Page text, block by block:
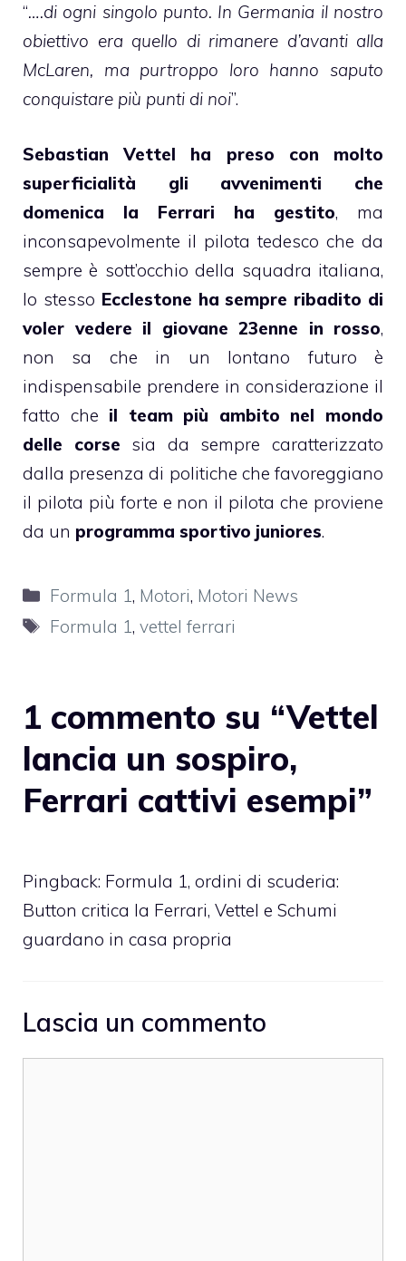
“….di ogni singolo punto. In Germania il nostro
obiettivo era quello di rimanere d’avanti alla
McLaren, ma purtroppo loro hanno saputo
conquistare più punti di noi”.
Sebastian Vettel ha preso con molto
superficialità gli avvenimenti che
domenica la Ferrari ha gestito, ma
inconsapevolmente il pilota tedesco che da
sempre è sott’occhio della squadra italiana,
lo stesso Ecclestone ha sempre ribadito di
voler vedere il giovane 23enne in rosso,
non sa che in un lontano futuro è
indispensabile prendere in considerazione il
fatto che il team più ambito nel mondo
delle corse sia da sempre caratterizzato
dalla presenza di politiche che favoreggiano
il pilota più forte e non il pilota che proviene
da un programma sportivo juniores.
Categorie
Formula 1, Motori, Motori News
Tag
Formula 1,vettel ferrari
1 commento su “Vettel
lancia un sospiro,
Ferrari cattivi esempi”
Pingback: Formula 1, ordini di scuderia:
Button critica la Ferrari, Vettel e Schumi
guardano in casa propria
Lascia un commento